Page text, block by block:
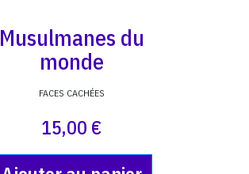
Musulmanes du
monde
FACES CACHÉES
15,00 €